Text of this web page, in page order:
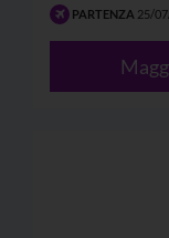
PARTENZA 25/